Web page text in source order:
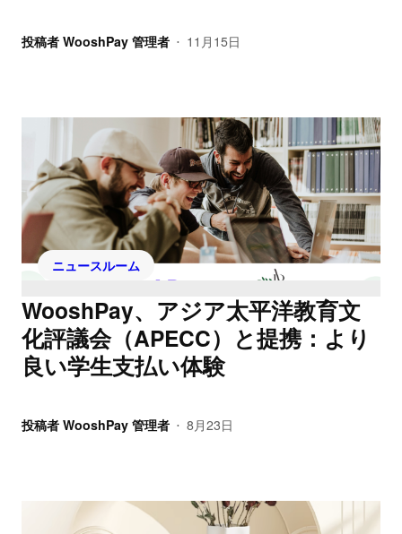
投稿者 WooshPay 管理者 • 11月15日
ニュースルーム
WooshPay、アジア太平洋教育文
化評議会（APECC）と提携：より
良い学生支払い体験
投稿者 WooshPay 管理者 • 8月23日